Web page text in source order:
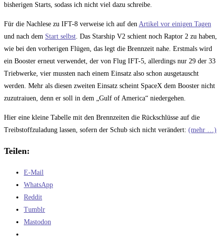
bisherigen Starts, sodass ich nicht viel dazu schreibe.
Für die Nachlese zu IFT-8 verweise ich auf den Artikel vor einigen Tagen
und nach dem Start selbst . Das Starship V2 schient noch Raptor 2 zu haben,
wie bei den vorherigen Flügen, das legt die Brennzeit nahe. Erstmals wird
ein Booster erneut verwendet, der von Flug IFT-5, allerdings nur 29 der 33
Triebwerke, vier mussten nach einem Einsatz also schon ausgetauscht
werden. Mehr als diesen zweiten Einsatz scheint SpaceX dem Booster nicht
zuzutraiuen, denn er soll in dem „Gulf of America“ niedergehen.
Hier eine kleine Tabelle mit den Brennzeiten die Rückschlüsse auf die
Treibstoffzuladung lassen, sofern der Schub sich nicht verändert: (mehr …)
Teilen:
E-Mail
WhatsApp
Reddit
Tumblr
Mastodon